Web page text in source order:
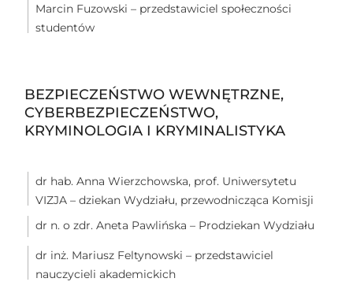
Marcin Fuzowski – przedstawiciel społeczności
studentów
BEZPIECZEŃSTWO WEWNĘTRZNE,
CYBERBEZPIECZEŃSTWO,
KRYMINOLOGIA I KRYMINALISTYKA
dr hab. Anna Wierzchowska, prof. Uniwersytetu
VIZJA – dziekan Wydziału, przewodnicząca Komisji
dr n. o zdr. Aneta Pawlińska – Prodziekan Wydziału
dr inż. Mariusz Feltynowski – przedstawiciel
nauczycieli akademickich